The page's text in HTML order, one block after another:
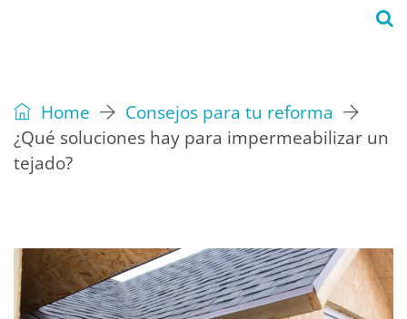
Home
Consejos para tu reforma
¿Qué soluciones hay para impermeabilizar un
tejado?